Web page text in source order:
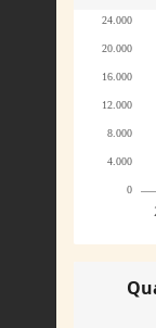
0
4.000
8.000
12.000
16.000
20.000
24.000